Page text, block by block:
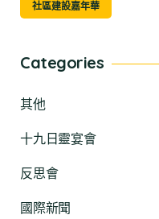
社區建設嘉年華
Categories
其他
十九日靈宴會
反思會
國際新聞